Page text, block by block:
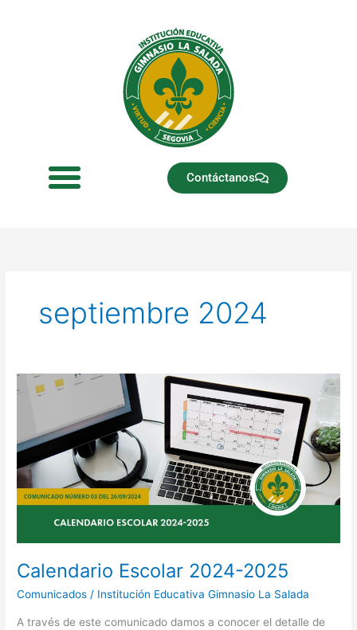
Contáctanos
septiembre 2024
Calendario Escolar 2024-2025
Comunicados / Institución Educativa Gimnasio La Salada
A través de este comunicado damos a conocer el detalle de
Calendario
Escolar
2025